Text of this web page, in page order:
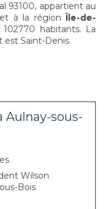
93100, appartient au
à la régionÎle-de-
habitants. La
Saint-Denis.
Aulnay-sous-
Wilson
Bois